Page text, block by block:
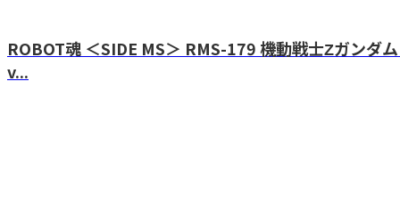
ROBOT魂 ＜SIDE MS＞ RMS-179 機動戦士Ζガンダ
v...